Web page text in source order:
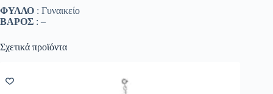
ΦΥΛΛΟ : Γυναικείο
ΒΑΡΟΣ : –
Σχετικά προϊόντα